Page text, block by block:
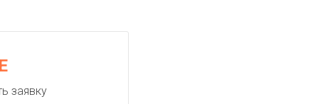
заявку